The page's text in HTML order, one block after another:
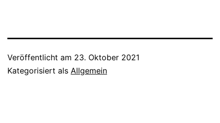
Veröffentlicht am 23. Oktober 2021
Kategorisiert als Allgemein